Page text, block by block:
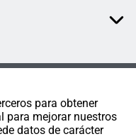
para obtener
para mejorar nuestros
datos de carácter